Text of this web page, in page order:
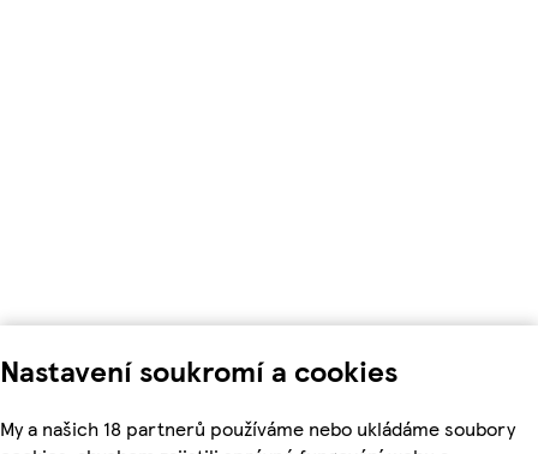
Nastavení soukromí a cookies
My a našich 18 partnerů používáme nebo ukládáme soubory